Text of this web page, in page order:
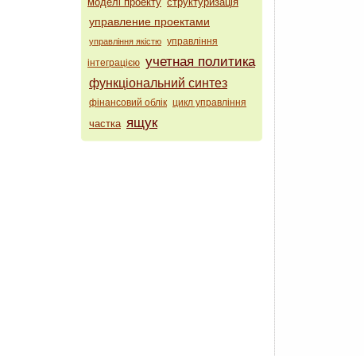
управление проектами
управління якістю управління
інтеграцією учетная политика
функціональний синтез
фінансовий облік цикл управління
частка ящук